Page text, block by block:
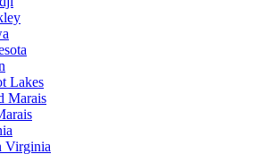
Lakes
Marais
Virginia